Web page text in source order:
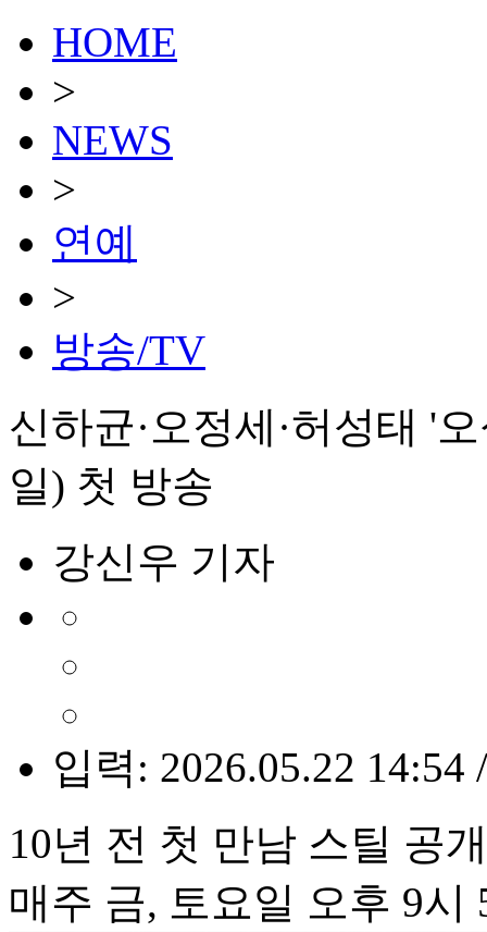
HOME
>
NEWS
>
연예
>
방송/TV
신하균·오정세·허성태 '
일) 첫 방송
강신우 기자
입력: 2026.05.22 14:54
10년 전 첫 만남 스틸 공개
매주 금, 토요일 오후 9시